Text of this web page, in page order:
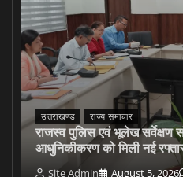
उत्तराखण्ड राज्य समाचार
राजस्व पुलिस एवं भूलेख सर्वेक्षण
आधुनिकीकरण को मिली नई
Site Admin August 5, 2026